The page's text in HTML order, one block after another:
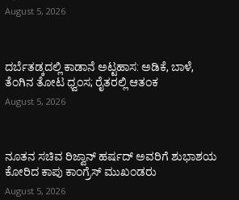
August 5, 2026
ದರ್ಬೆತಡ್ಕದಲ್ಲಿ ಕಾಡಾನೆ ಅಟ್ಟಹಾಸ: ಅಡಿಕೆ, ಬಾಳೆ,
ತೆಂಗಿನ ತೋಟ ಧ್ವಂಸ; ರೈತರಲ್ಲಿ ಆತಂಕ
August 5, 2026
ನೂತನ ಸಚಿವ ರಿಜ್ವಾನ್ ಹರ್ಷದ್ ಅವರಿಗೆ ಶುಭಾಶಯ
ಕೋರಿದ ಕಾಪು ಕಾಂಗ್ರೆಸ್ ಮುಖಂಡರು
August 5, 2026